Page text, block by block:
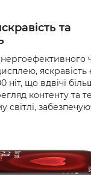
та
яскравість
ніт, що вдвічі
контенту та
світлі,